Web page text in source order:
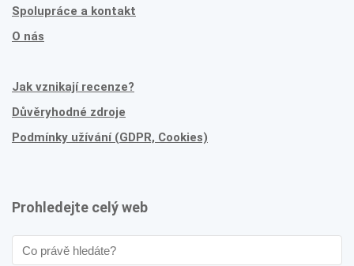
Spolupráce a kontakt
O nás
Jak vznikají recenze?
Důvěryhodné zdroje
Podmínky užívání (GDPR, Cookies)
Prohledejte celý web